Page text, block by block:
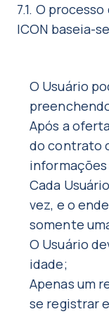
7.1. O
ICON baseia-
O Usuário
Após a
do contrato
informações
Cada
vez, e o
somente
O Usuário
idade;
Apenas um
se registrar